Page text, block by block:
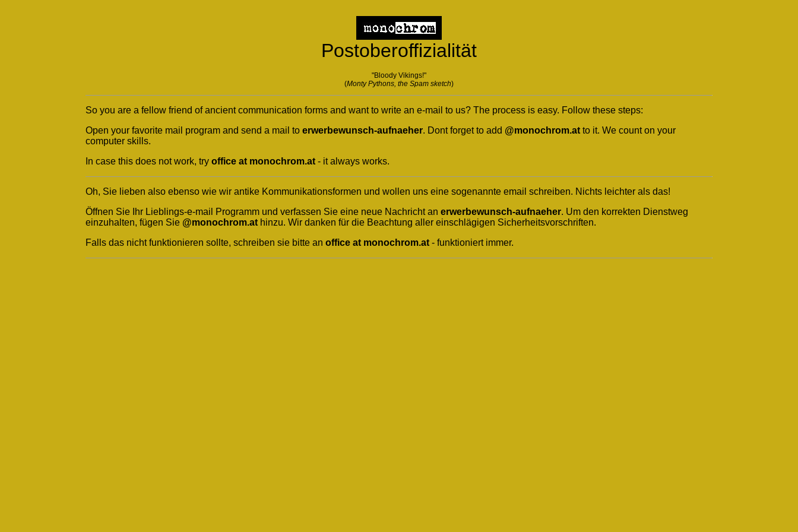
Postoberoffizialität
"Bloody Vikings!"
(Monty Pythons, the Spam sketch)
So you are a fellow friend of ancient communication forms and want to write an e-mail to us? The process is easy. Follow these steps:
Open your favorite mail program and send a mail to erwerbewunsch-aufnaeher. Dont forget to add @monochrom.at to it. We count on your
computer skills.
In case this does not work, try office at monochrom.at - it always works.
Oh, Sie lieben also ebenso wie wir antike Kommunikationsformen und wollen uns eine sogenannte email schreiben. Nichts leichter als das!
Öffnen Sie Ihr Lieblings-e-mail Programm und verfassen Sie eine neue Nachricht an erwerbewunsch-aufnaeher. Um den korrekten Dienstweg
einzuhalten, fügen Sie @monochrom.at hinzu. Wir danken für die Beachtung aller einschlägigen Sicherheitsvorschriften.
Falls das nicht funktionieren sollte, schreiben sie bitte an office at monochrom.at - funktioniert immer.